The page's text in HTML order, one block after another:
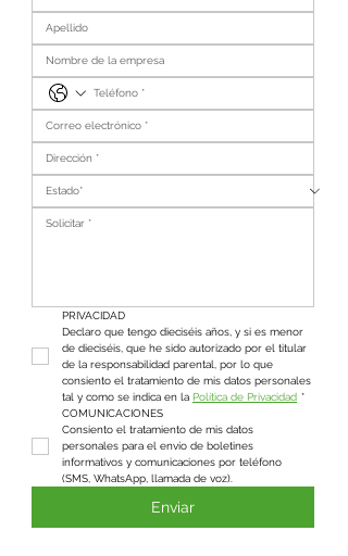
PRIVACIDAD
Declaro que tengo dieciséis años, y si es menor
de dieciséis, que he sido autorizado por el titular
de la responsabilidad parental, por lo que
consiento el tratamiento de mis datos personales
tal y como se indica en la Política de Privacidad *
COMUNICACIONES
Consiento el tratamiento de mis datos
personales para el envío de boletines
informativos y comunicaciones por teléfono
(SMS, WhatsApp, llamada de voz).
Enviar